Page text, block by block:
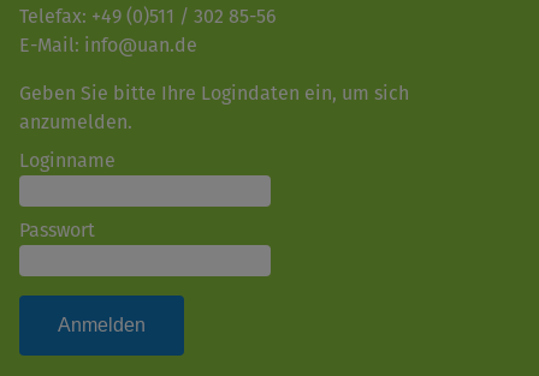
Telefax: +49 (0)511 / 302 85-56
E-Mail: info@uan.de
Geben Sie bitte Ihre Logindaten ein, um sich
anzumelden.
Loginname
Passwort